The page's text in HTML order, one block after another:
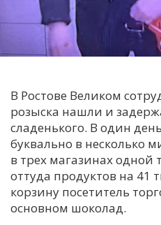
И
К
М
В Ростове Великом
розыска нашли и
сладенького. В один
буквально в несколько
в трех магазинах одной
оттуда продуктов на 41
корзину посетитель
основном шоколад.